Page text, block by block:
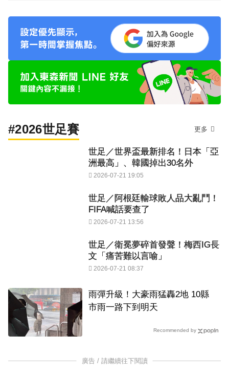
#2026世足賽 更多
世足／世界盃最新排名！日本「亞
洲最高」、韓國掉出30名外
2026-07-21 19:05
世足／阿根廷輸球敗人品大亂鬥！
FIFA喊話要查了
2026-07-21 13:56
世足／衛冕夢碎首發聲！梅西IG長
文「痛苦難以言喻」
2026-07-21 08:37
雨彈升級！大豪雨猛轟2地 10縣
市雨一路下到明天
Recommended by
廣告 / 請繼續往下閱讀